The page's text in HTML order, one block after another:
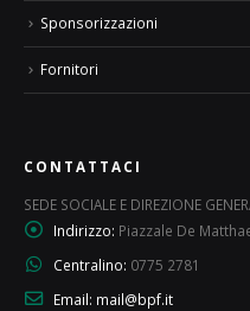
Sponsorizzazioni
Fornitori
CONTATTACI
SEDE SOCIALE E DIREZIONE
Indirizzo: Piazzale De
Centralino: 0775 2781
Email: mail@bpf.it